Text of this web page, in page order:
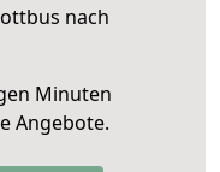
nach
Minuten
Angebote.